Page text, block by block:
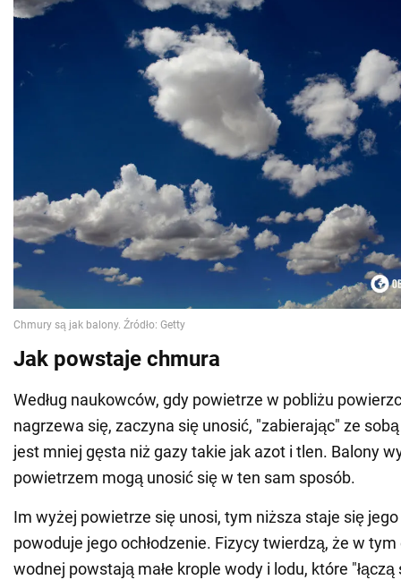
Jak powstaje chmura
Według naukowców, gdy powietrze w pobliżu
nagrzewa się, zaczyna się unosić, "zabierając" ze
jest mniej gęsta niż gazy takie jak azot i tlen. Balony
powietrzem mogą unosić się w ten sam sposób.
Im wyżej powietrze się unosi, tym niższa staje się
powoduje jego ochłodzenie. Fizycy twierdzą, że w
wodnej powstają małe krople wody i lodu, które